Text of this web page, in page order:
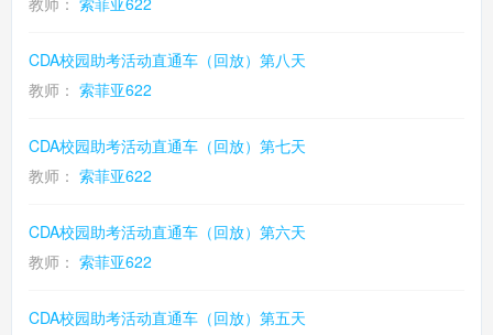
CDA校园助考活动直通车（回放）第八天
教师： 索菲亚622
CDA校园助考活动直通车（回放）第七天
教师： 索菲亚622
CDA校园助考活动直通车（回放）第六天
教师： 索菲亚622
CDA校园助考活动直通车（回放）第五天